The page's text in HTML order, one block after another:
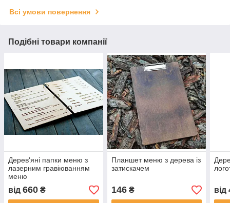
Всі умови повернення
Подібні товари компанії
Дерев'яні папки меню з
лазерним гравіюванням
меню
від 660 ₴
Планшет меню з дерева із
затискачем
146₴ від